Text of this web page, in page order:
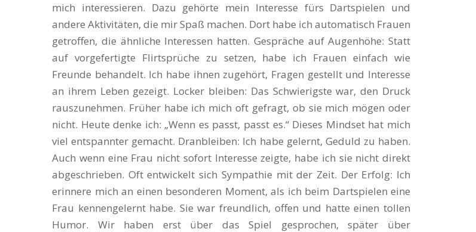
mich interessieren. Dazu gehörte mein Interesse fürs Dartspielen und
andere Aktivitäten, die mir Spaß machen. Dort habe ich automatisch Frauen
getroffen, die ähnliche Interessen hatten. Gespräche auf Augenhöhe: Statt
auf vorgefertigte Flirtsprüche zu setzen, habe ich Frauen einfach wie
Freunde behandelt. Ich habe ihnen zugehört, Fragen gestellt und Interesse
an ihrem Leben gezeigt. Locker bleiben: Das Schwierigste war, den Druck
rauszunehmen. Früher habe ich mich oft gefragt, ob sie mich mögen oder
nicht. Heute denke ich: „Wenn es passt, passt es.“ Dieses Mindset hat mich
viel entspannter gemacht. Dranbleiben: Ich habe gelernt, Geduld zu haben.
Auch wenn eine Frau nicht sofort Interesse zeigte, habe ich sie nicht direkt
abgeschrieben. Oft entwickelt sich Sympathie mit der Zeit. Der Erfolg: Ich
erinnere mich an einen besonderen Moment, als ich beim Dartspielen eine
Frau kennengelernt habe. Sie war freundlich, offen und hatte einen tollen
Humor. Wir haben erst über das Spiel gesprochen, später über